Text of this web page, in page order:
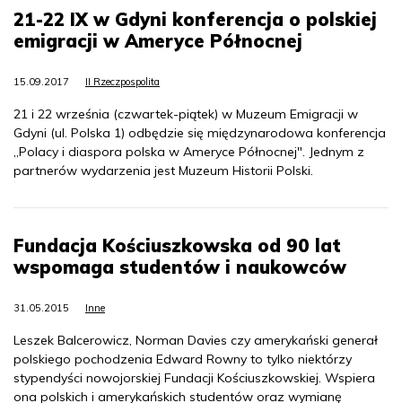
21-22 IX w Gdyni konferencja o polskiej
emigracji w Ameryce Północnej
15.09.2017 II Rzeczpospolita
21 i 22 września (czwartek-piątek) w Muzeum Emigracji w
Gdyni (ul. Polska 1) odbędzie się międzynarodowa konferencja
„Polacy i diaspora polska w Ameryce Północnej". Jednym z
partnerów wydarzenia jest Muzeum Historii Polski.
Fundacja Kościuszkowska od 90 lat
wspomaga studentów i naukowców
31.05.2015 Inne
Leszek Balcerowicz, Norman Davies czy amerykański generał
polskiego pochodzenia Edward Rowny to tylko niektórzy
stypendyści nowojorskiej Fundacji Kościuszkowskiej. Wspiera
ona polskich i amerykańskich studentów oraz wymianę